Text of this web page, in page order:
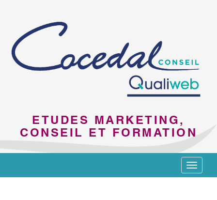
ETUDES MARKETING,
CONSEIL ET FORMATION
Toggle